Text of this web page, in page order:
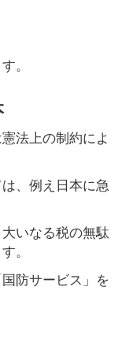
。
法上の制約によ
、例え日本に急
いなる税の無駄
。
防サービス」を